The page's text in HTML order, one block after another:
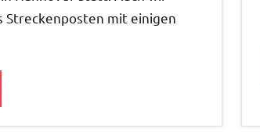
Streckenposten mit einigen